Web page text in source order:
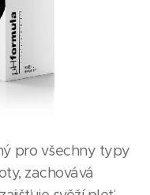
pro všechny typy
zachovává